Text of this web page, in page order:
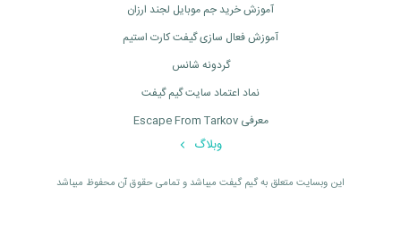
آموزش خرید جم موبایل لجند ارزان
آموزش فعال سازی گیفت کارت استیم
گردونه شانس
نماد اعتماد سایت گیم گیفت
معرفی Escape From Tarkov
وبلاگ
اين وبسايت متعلق به گیم گیفت ميباشد و تمامی حقوق آن محفوظ ميباشد